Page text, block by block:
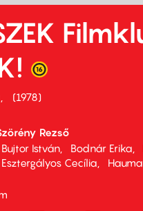
1978
Rezső
Bujtor István Bodnár Erika
Esztergályos Cecília